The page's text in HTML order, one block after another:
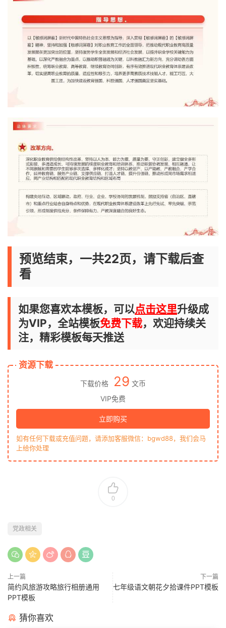
预览结束，一共22页，请下载后查
看
如果您喜欢本模板，可以点击这里升级成
为VIP，全站模板免费下载，欢迎持续关
注，精彩模板每天推送
资源下载
下载价格 29 文币
VIP免费
立即购买
如有任何下载或充值问题，请添加客服微信：bgwd88，我们会马
上给你处理
0
党政相关
上一篇
简约风旅游攻略旅行相册通用
PPT模板
下一篇
七年级语文朝花夕拾课件PPT模板
猜你喜欢